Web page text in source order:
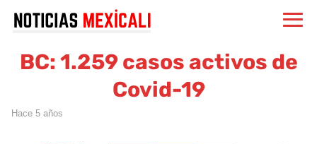
BC: 1.259 casos activos de
Covid-19
hace 5 años